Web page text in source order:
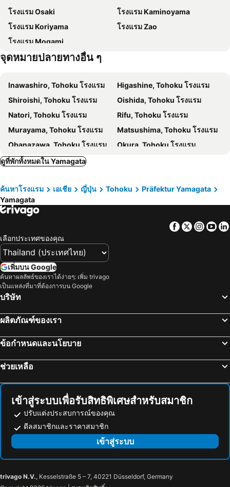
โรงแรม Osaki
โรงแรม Kaminoyama
โรงแรม Koriyama
โรงแรม Zao
โรงแรม Mogami
จุดหมายปลายทางอื่น ๆ
Inawashiro, Tohoku โรงแรม
Higashine, Tohoku โรงแรม
Shiroishi, Tohoku โรงแรม
Oishida, Tohoku โรงแรม
Natori, Tohoku โรงแรม
Rifu, Tohoku โรงแรม
Murayama, Tohoku โรงแรม
Matsushima, Tohoku โรงแรม
Obanazawa, Tohoku โรงแรม
Okura, Tohoku โรงแรม
Nihonmatsu, Tohoku โรงแรม
Shinjo, Tohoku โรงแรม
Shiogama, Tohoku โรงแรม
Murakami, ชูบุ โฮะกุริกุ โรงแรม
Higashimatsushima, Tohoku โรงแรม
Ishinomaki, Tohoku โรงแรม
Aomori, Tohoku โรงแรม
Hirosaki, Tohoku โรงแรม
Kazuno, Tohoku โรงแรม
Odate, Tohoku โรงแรม
Ajigasawa, Tohoku โรงแรม
Iwate, Tohoku โรงแรม
ฟุกุโอกะ, Kyushu Island โรงแรม
ฟูจิกาวากูชิคู, ชูบุ โฮะกุริกุ โรงแรม
ทากายามา, ชูบุ โฮะกุริกุ โรงแรม
ดูที่พักทั้งหมดใน Yamagata
ค้นหาโรงแรม เอเชีย ญี่ปุ่น Tohoku
Präfektur Yamagata
Yamagata
Facebook
Twitter
เลือกประเทศของคุณ
เพิ่มบน Google
ค้นหาผลลัพธ์ของเราได้ง่ายๆ: เพิ่ม trivago
เป็นแหล่งที่มาที่ต้องการบน Google
บริษัท
ผลิตภัณฑ์ของเรา
ข้อกำหนดและนโยบาย
ช่วยเหลือ
เข้าสู่ระบบเพื่อรับสิทธิพิเศษสำหรับสมาชิก
ปรับแต่งประสบการณ์ของคุณ
ดีลสมาชิกและราคาสมาชิก
เข้าสู่ระบบ
trivago N.V., Kesselstraße 5 – 7, 40221 Düsseldorf, Germany